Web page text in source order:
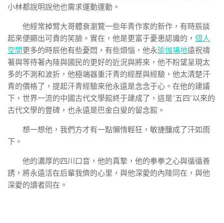
小林都說明說他也需求運動運動。
他經常掉臂大哥體衰瀏覽一些年青作家的新作，有時辰談
起來便顯出可貴的笑臉。實在，他是更富于憂患認識的， 個人
空間更多的時辰他有些憂悶，有些煩惱，他永瑜伽場地遠祝禱
著與等待著內陸與國民的更好的近況與將來，他不盼望呈現太
多的不測和波折，他極端器重汗青的經歷與經驗，他太清楚汗
青的價格了，提起汗青經驗來他永遠是念念于心。在他的建議
下，世界一流的中國古代文學館終于建成了，這是“五四”以來的
古代文學的豐碑，也永遠是巴金白叟的留念館。
想一想他，我們方才有一點懶惰輕狂，敏捷釀成了汗如雨
下。
他的濃厚的四川口音，他的真摯，他的拳拳之心與循循善
誘，將永遠活在后輩我儕的心里，與他深愛的內陸同在，與他
深愛的讀者同在。